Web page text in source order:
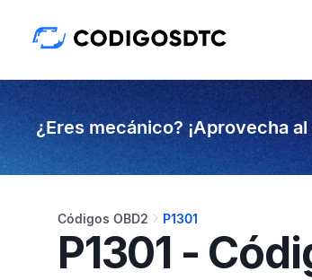
¿Eres mecánico? ¡Aprovecha
Códigos OBD2 P1301
P1301 -